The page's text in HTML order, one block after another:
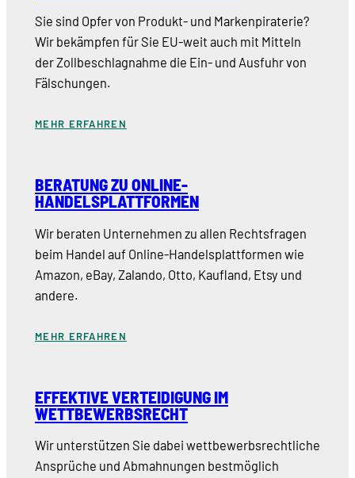
Sie sind Opfer von Produkt- und Markenpiraterie?
Wir bekämpfen für Sie EU-weit auch mit Mitteln
der Zollbeschlagnahme die Ein- und Ausfuhr von
Fälschungen.
MEHR ERFAHREN
BERATUNG ZU ONLINE-
HANDELSPLATTFORMEN
Wir beraten Unternehmen zu allen Rechtsfragen
beim Handel auf Online-Handelsplattformen wie
Amazon, eBay, Zalando, Otto, Kaufland, Etsy und
andere.
MEHR ERFAHREN
EFFEKTIVE VERTEIDIGUNG IM
WETTBEWERBSRECHT
Wir unterstützen Sie dabei wettbewerbsrechtliche
Ansprüche und Abmahnungen bestmöglich